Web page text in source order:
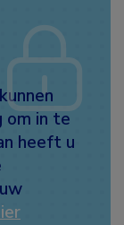
om in te
heeft u